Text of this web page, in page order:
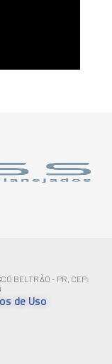
BELTRÃO - PR, CEP:
de Uso